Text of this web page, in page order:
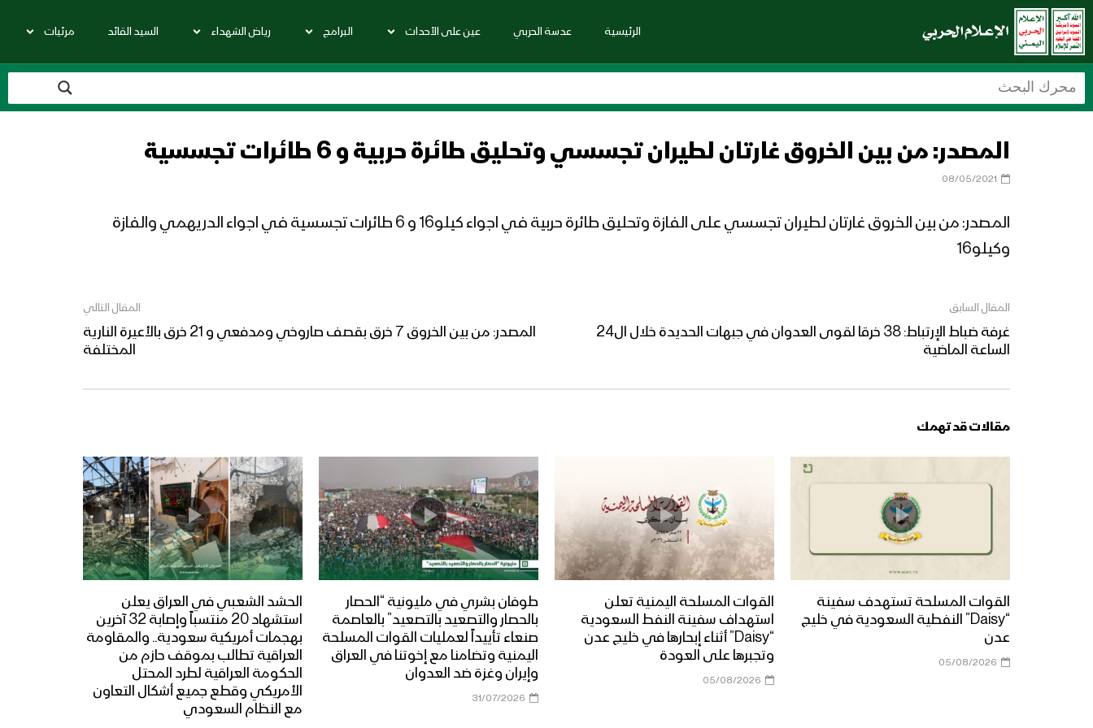
الرئيسية عدسة الحربي عين على الأحداث البرامج رياض الشهداء السيد القائد مرئيات
المصدر: من بين الخروق غارتان لطيران تجسسي وتحليق طائرة حربية و 6 طائرات تجسسية
08/05/2021
المصدر: من بين الخروق غارتان لطيران تجسسي على الفازة وتحليق طائرة حربية في اجواء كيلو16 و 6 طائرات تجسسية في اجواء الدريهمي والفازة
وكيلو16
المقال السابق
غرفة ضباط الإرتباط: 38 خرقا لقوى العدوان في جبهات الحديدة خلال ال24
الساعة الماضية
المقال التالي
المصدر: من بين الخروق 7 خرق بقصف صاروخي ومدفعي و 21 خرق بالأعيرة النارية
المختلفة
مقالات قد تهمك
القوات المسلحة تستهدف سفينة
“Daisy” النفطية السعودية في خليج
عدن
05/08/2026
القوات المسلحة اليمنية تعلن
استهداف سفينة النفط السعودية
“Daisy” أثناء إبحارها في خليج عدن
وتجبرها على العودة
05/08/2026
طوفان بشري في مليونية “الحصار
بالحصار والتصعيد بالتصعيد” بالعاصمة
صنعاء تأييداً لعمليات القوات المسلحة
اليمنية وتضامنا مع إخوتنا في العراق
وإيران وغزة ضد العدوان
31/07/2026
الحشد الشعبي في العراق يعلن
استشهاد 20 منتسباً وإصابة 32 آخرين
بهجمات أمريكية سعودية.. والمقاومة
العراقية تطالب بموقف حازم من
الحكومة العراقية لطرد المحتل
الأمريكي وقطع جميع أشكال التعاون
مع النظام السعودي